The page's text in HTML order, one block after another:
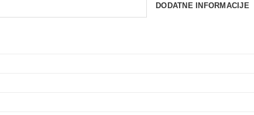
DODATNE INFORMACIJE